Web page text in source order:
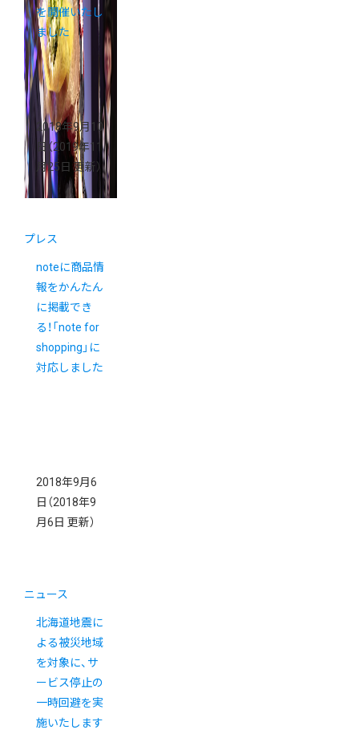
を開催いたし
ました
2018年9月10
日 （2019年11
月25日 更新）
プレス
noteに商品情
報をかんたん
に掲載でき
る！「note for
shopping」に
対応しました
2018年9月6
日 （2018年9
月6日 更新）
ニュース
北海道地震に
よる被災地域
を対象に、サ
ービス停止の
一時回避を実
施いたします